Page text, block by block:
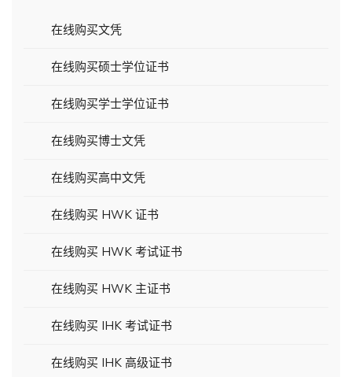
在线购买文凭
在线购买硕士学位证书
在线购买学士学位证书
在线购买博士文凭
在线购买高中文凭
在线购买 HWK 证书
在线购买 HWK 考试证书
在线购买 HWK 主证书
在线购买 IHK 考试证书
在线购买 IHK 高级证书